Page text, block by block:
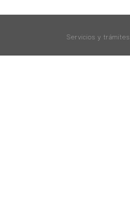
Servicios y trámites